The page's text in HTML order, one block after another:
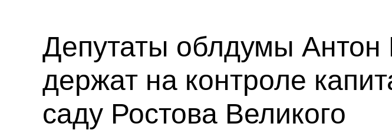
Депутаты облдумы
держат на контроле
саду Ростова Великого